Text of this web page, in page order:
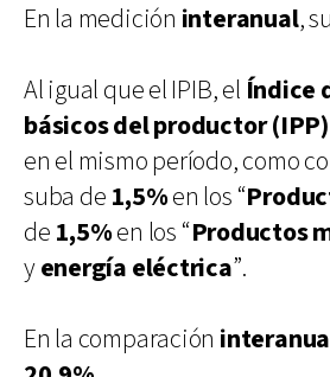
En la medición interanual,
Al igual que el IPIB, el Índice
básicos del productor (IPP)
en el mismo período, como
suba de 1,5%en los “
de 1,5%en los “Productos
yenergía eléctrica”.
En la comparación